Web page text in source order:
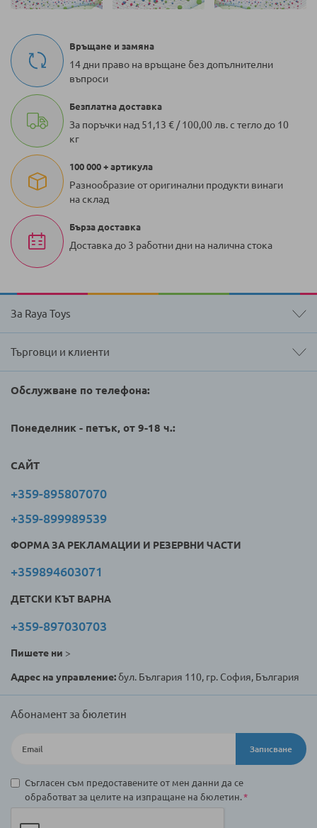
Връщане и замяна
14 дни право на връщане без допълнителни
въпроси
Безплатна доставка
За поръчки над 51,13 € / 100,00 лв. с тегло до 10
кг
100 000 + артикула
Разнообразие от оригинални продукти винаги
на склад
Бърза доставка
Доставка до 3 работни дни на налична стока
За Raya Toys
Търговци и клиенти
Обслужване по телефона:
Понеделник - петък, от 9-18 ч.:
САЙТ
+359-895807070
+359-899989539
ФОРМА ЗА РЕКЛАМАЦИИ И РЕЗЕРВНИ ЧАСТИ
+359894603071
ДЕТСКИ КЪТ ВАРНА
+359-897030703
Пишете ни >
Адрес на управление:бул. България 110, гр. София, България
Абонамент за бюлетин
Записване
Съгласен съм предоставените от мен данни да се
обработват за целите на изпращане на бюлетин.